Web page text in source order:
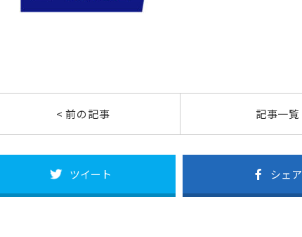
< 前の記事 記事一覧
ツイート シェア